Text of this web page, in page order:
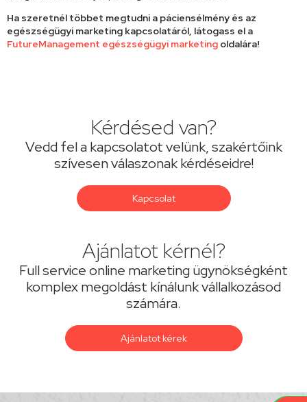
Ha szeretnél többet megtudni a páciensélmény és az
egészségügyi marketing kapcsolatáról, látogass el a
FutureManagement egészségügyi marketing oldalára!
Kérdésed van?
Vedd fel a kapcsolatot velünk, szakértőink
szívesen válaszonak kérdéseidre!
Kapcsolat
Ajánlatot kérnél?
Full service online marketing ügynökségként
komplex megoldást kínálunk vállalkozásod
számára.
Ajánlatot kérek